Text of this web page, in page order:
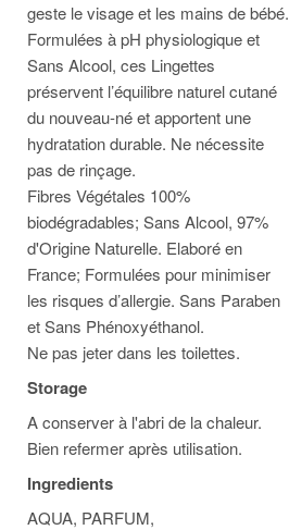
geste le visage et les mains de bébé.
Formulées à pH physiologique et
Sans Alcool, ces Lingettes
préservent l’équilibre naturel cutané
du nouveau-né et apportent une
hydratation durable. Ne nécessite
pas de rinçage.
Fibres Végétales 100%
biodégradables; Sans Alcool, 97%
d'Origine Naturelle. Elaboré en
France; Formulées pour minimiser
les risques d’allergie. Sans Paraben
et Sans Phénoxyéthanol.
Ne pas jeter dans les toilettes.
Storage
A conserver à l'abri de la chaleur.
Bien refermer après utilisation.
Ingredients
AQUA, PARFUM,